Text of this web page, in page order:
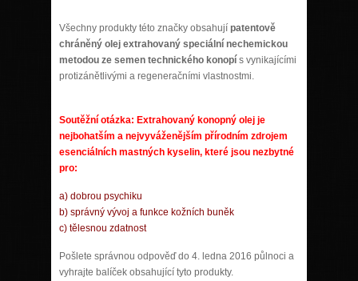
Všechny produkty této značky obsahují patentově
chráněný olej extrahovaný speciální nechemickou
metodou ze semen technického konopí s vynikajícími
protizánětlivými a regeneračními vlastnostmi.
Soutěžní otázka: Extrahovaný konopný olej je
nejbohatším a nejvyváženějším přírodním zdrojem
esenciálních mastných kyselin, které jsou nezbytné
pro:
a) dobrou psychiku
b) správný vývoj a funkce kožních buněk
c) tělesnou zdatnost
Pošlete správnou odpověď do 4. ledna 2016 půlnoci a
vyhrajte balíček obsahující tyto produkty.